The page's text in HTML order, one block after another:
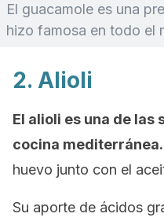
El guacamole es una
hizo famosa en todo el
2. Alioli
El alioli es una de las
cocina mediterránea.
huevo junto con el
Su aporte de ácidos